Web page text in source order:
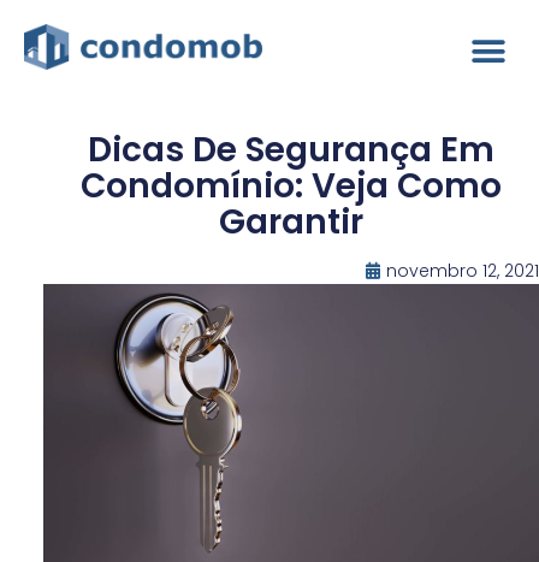
Dicas De Segurança Em
Condomínio: Veja Como
Garantir
novembro 12, 2021